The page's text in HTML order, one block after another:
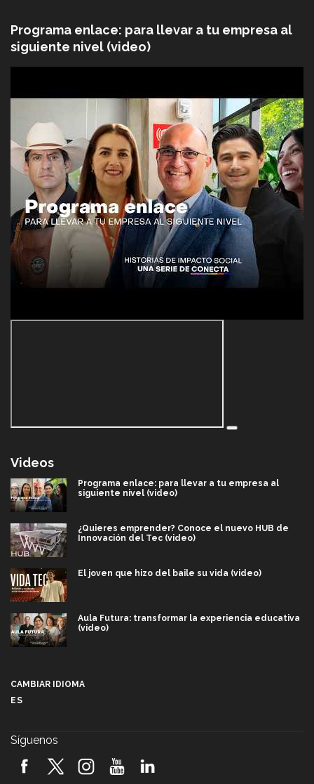
Programa enlace: para llevar a tu empresa al
siguiente nivel (video)
Videos
Programa enlace: para llevar a tu empresa al
siguiente nivel (video)
¿Quieres emprender? Conoce el nuevo HUB de
Innovación del Tec (video)
El joven que hizo del baile su vida (video)
Aula Futura: transformar la experiencia educativa
(video)
2026! (video)
CAMBIAR IDIOMA
ES
Síguenos